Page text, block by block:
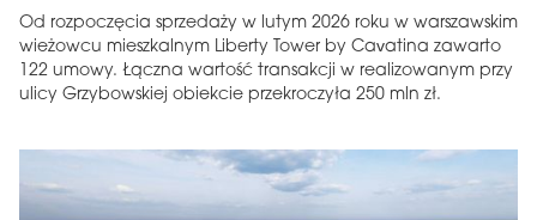
Od rozpoczęcia sprzedaży w lutym 2026 roku w warszawskim
wieżowcu mieszkalnym Liberty Tower by Cavatina zawarto
122 umowy. Łączna wartość transakcji w realizowanym przy
ulicy Grzybowskiej obiekcie przekroczyła 250 mln zł.